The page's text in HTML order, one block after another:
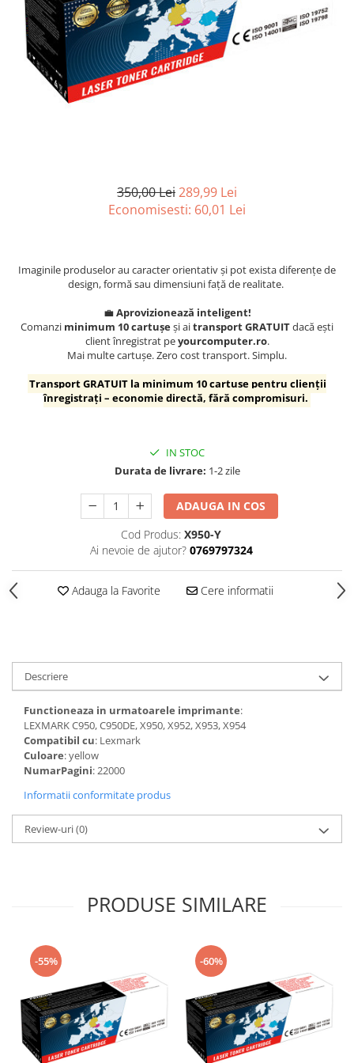
Surse
Laptopuri / Notebook-uri
Alimentatoare Laptopuri
Componente Laptop
350,00 Lei289,99 Lei
Economisesti: 60,01 Lei
Imaginile produselor au caracter orientativ și pot exista diferențe de
design, formă sau dimensiuni față de realitate.
💼Aprovizionează inteligent!
Comanzi minimum 10 cartușeși aitransport GRATUITdacă ești
client înregistrat peyourcomputer.ro.
Mai multe cartușe. Zero cost transport. Simplu.
Transport GRATUIT la minimum 10 cartușe pentru clienții
înregistrați – economie directă, fără compromisuri.
IN STOC
Durata de livrare: 1-2 zile
ADAUGA IN COS
Cod Produs: X950-Y
Ai nevoie de ajutor? 0769797324
Adauga la Favorite Cere informatii
Descriere
Functioneaza in urmatoarele imprimante:
LEXMARK C950, C950DE, X950, X952, X953, X954
Compatibil cu: Lexmark
Culoare: yellow
NumarPagini: 22000
Informatii conformitate produs
Review-uri(0)
PRODUSE SIMILARE
-55% -60%